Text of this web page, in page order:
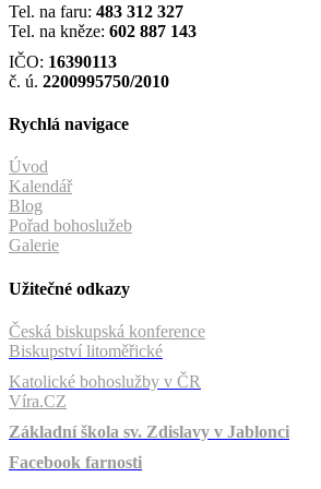
Tel. na faru: 483 312 327
Tel. na kněze: 602 887 143
IČO: 16390113
č. ú. 2200995750/2010
Rychlá navigace
Úvod
Kalendář
Blog
Pořad bohoslužeb
Galerie
Užitečné odkazy
Česká biskupská konference
Biskupství litoměřické
Katolické bohoslužby v ČR
Víra.CZ
Základní škola sv. Zdislavy v Jablonci
Facebook farnosti